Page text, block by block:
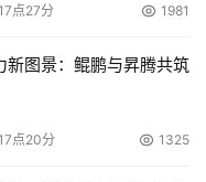
点27分 1981
新图景：鲲鹏与昇腾共筑
点20分 1325